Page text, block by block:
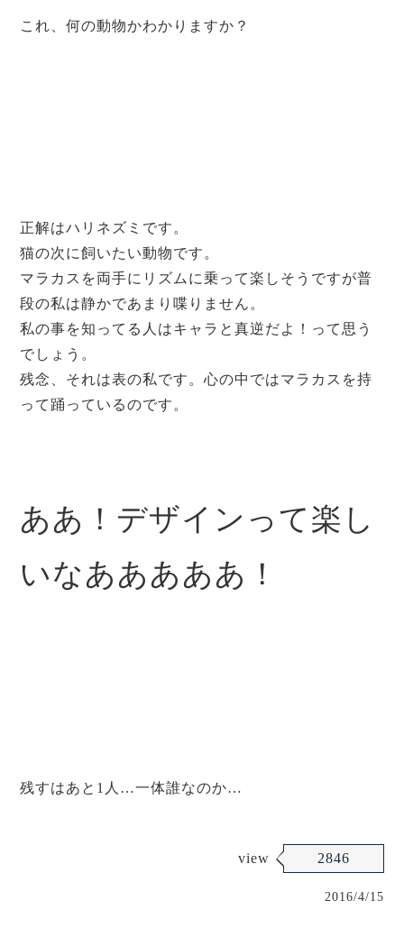
これ、何の動物かわかりますか？
正解はハリネズミ です。
猫の次に飼いたい動物です。
マラカスを両手にリズムに乗って楽しそうですが普
段の私は静かであまり喋りません。
私の事を知ってる人はキャラと真逆だよ！って思う
でしょう。
残念、それは表の私です。心の中ではマラカスを持
って踊っているのです。
ああ！デザインって楽し
いなあああああ！
残すはあと1人…一体誰なのか…
view 2846
2016/4/15